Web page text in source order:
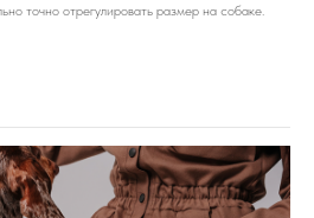
точно отрегулировать размер на собаке.